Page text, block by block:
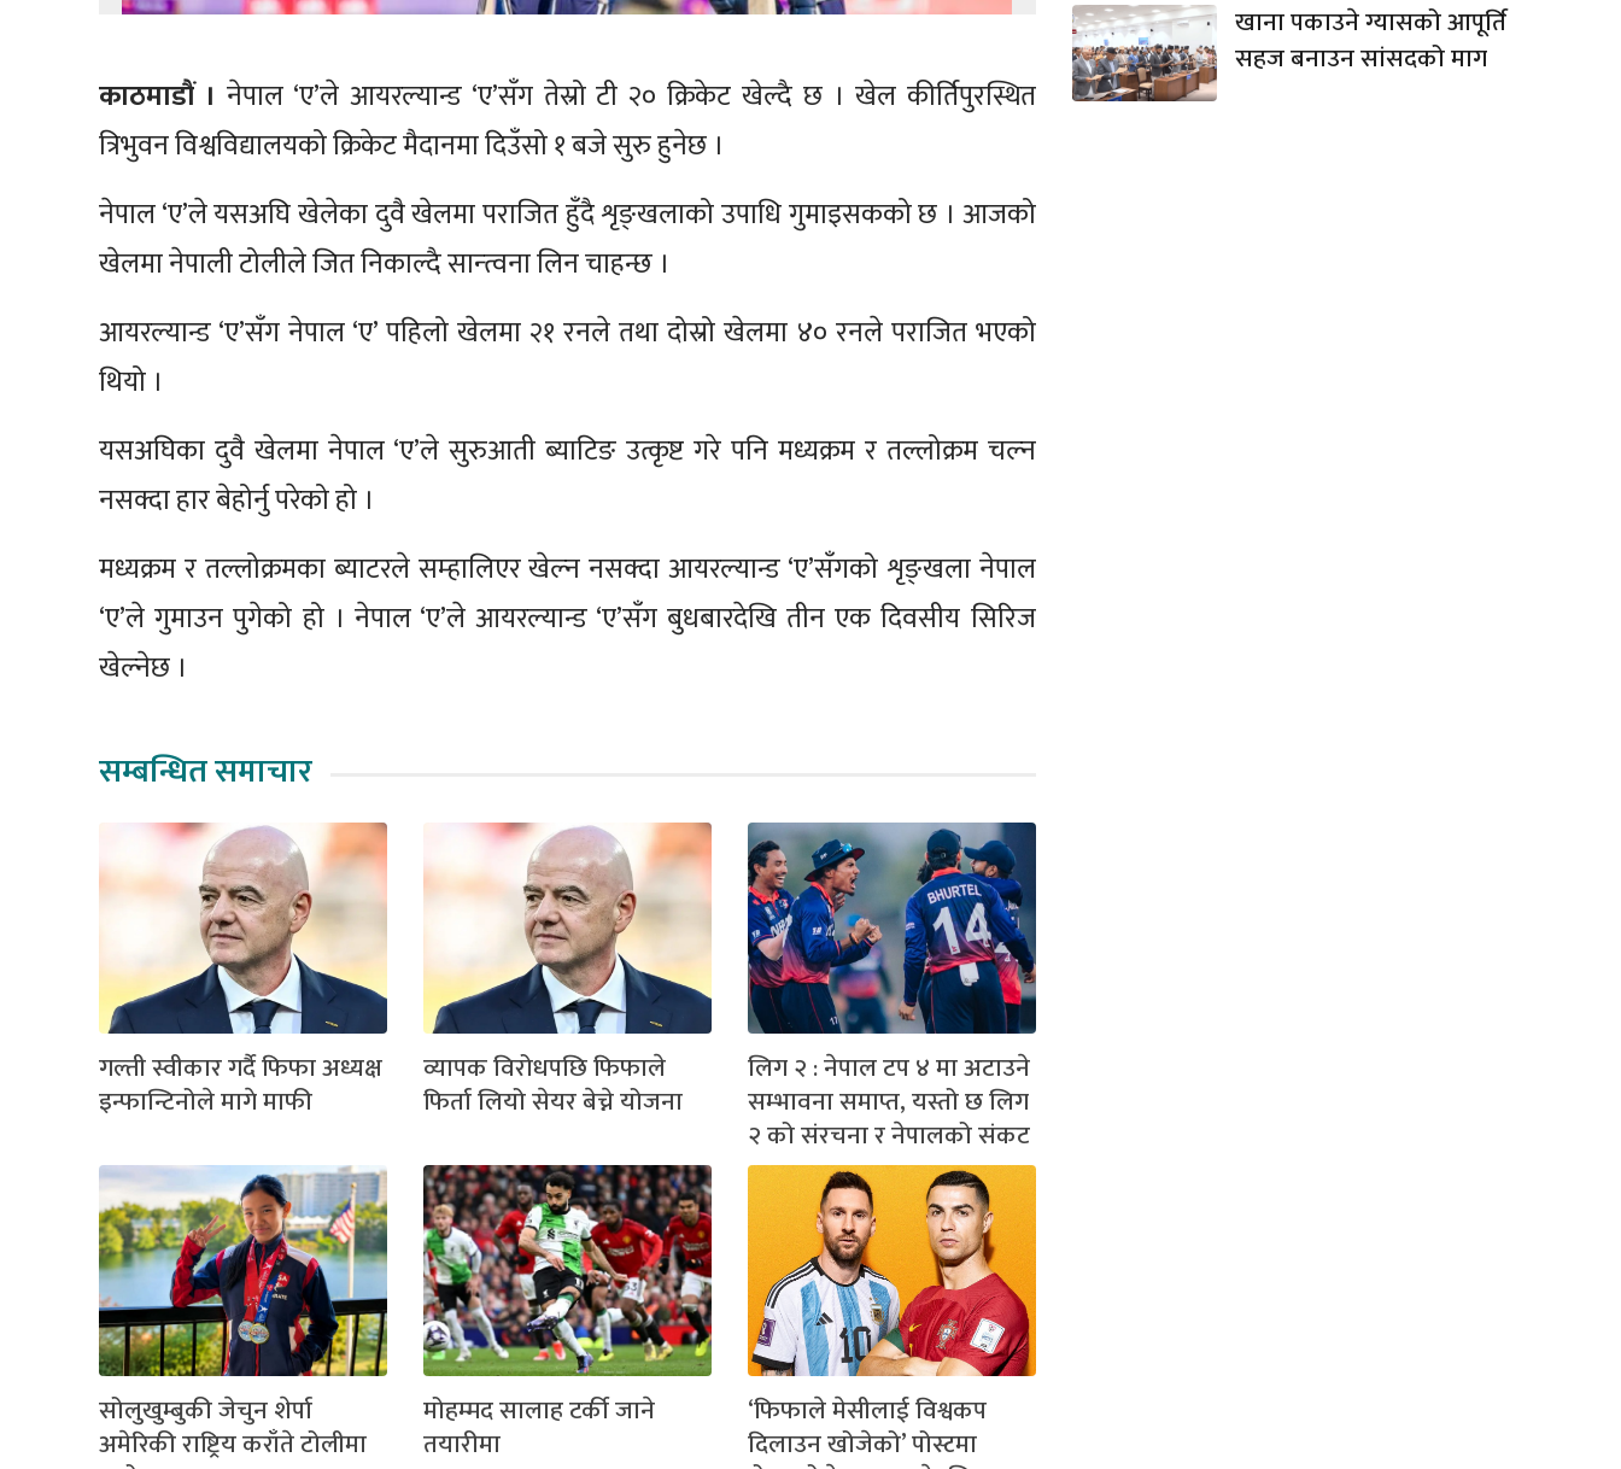
काठमाडौं । नेपाल ‘ए’ले आयरल्यान्ड ‘ए’सँग तेस्रो टी २० क्रिकेट खेल्दै छ । खेल कीर्तिपुरस्थित
त्रिभुवन विश्वविद्यालयको क्रिकेट मैदानमा दिउँसो १ बजे सुरु हुनेछ ।
नेपाल ‘ए’ले यसअघि खेलेका दुवै खेलमा पराजित हुँदै शृङ्खलाको उपाधि गुमाइसकको छ । आजको
खेलमा नेपाली टोलीले जित निकाल्दै सान्त्वना लिन चाहन्छ ।
आयरल्यान्ड ‘ए’सँग नेपाल ‘ए’ पहिलो खेलमा २१ रनले तथा दोस्रो खेलमा ४० रनले पराजित भएको
थियो ।
यसअघिका दुवै खेलमा नेपाल ‘ए’ले सुरुआती ब्याटिङ उत्कृष्ट गरे पनि मध्यक्रम र तल्लोक्रम चल्न
नसक्दा हार बेहोर्नु परेको हो ।
मध्यक्रम र तल्लोक्रमका ब्याटरले सम्हालिएर खेल्न नसक्दा आयरल्यान्ड ‘ए’सँगको शृङ्खला नेपाल
‘ए’ले गुमाउन पुगेको हो । नेपाल ‘ए’ले आयरल्यान्ड ‘ए’सँग बुधबारदेखि तीन एक दिवसीय सिरिज
खेल्नेछ ।
सम्बन्धित समाचार
गल्ती स्वीकार गर्दै फिफा अध्यक्ष
इन्फान्टिनोले मागे माफी
व्यापक विरोधपछि फिफाले
फिर्ता लियो सेयर बेच्ने योजना
लिग २ : नेपाल टप ४ मा अटाउने
सम्भावना समाप्त, यस्तो छ लिग
२ को संरचना र नेपालको संकट
सोलुखुम्बुकी जेचुन शेर्पा
अमेरिकी राष्ट्रिय कराँते टोलीमा
मोहम्मद सालाह टर्की जाने
तयारीमा
‘फिफाले मेसीलाई विश्वकप
दिलाउन खोजेको’ पोस्टमा
खाना पकाउने ग्यासको आपूर्ति
सहज बनाउन सांसदको माग